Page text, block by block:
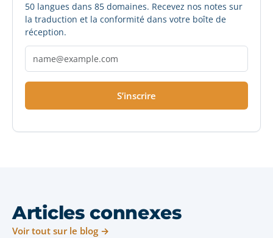
50 langues dans 85 domaines. Recevez nos notes sur
la traduction et la conformité dans votre boîte de
réception.
S’inscrire
Articles connexes
Voir tout sur le blog →